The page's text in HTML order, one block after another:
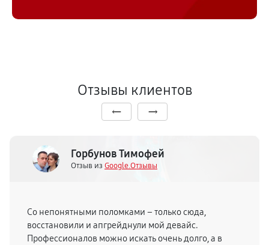
Отзывы клиентов
Горбунов Тимофей
Отзыв из Google.Отзывы
Со непонятными поломками – только сюда,
восстановили и апгрейднули мой девайс.
Профессионалов можно искать очень долго, а в